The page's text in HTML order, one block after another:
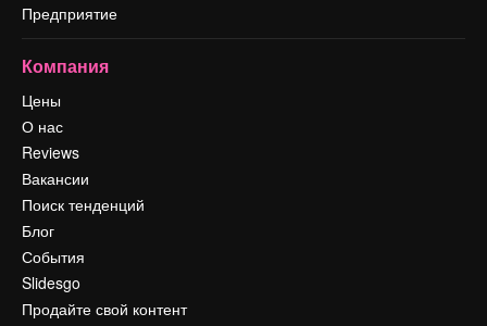
Предприятие
Компания
Цены
О нас
Reviews
Вакансии
Поиск тенденций
Блог
События
Slidesgo
Продайте свой контент